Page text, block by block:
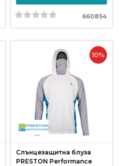
660854
10%
Слънцезащитна блуза
PRESTON Performance